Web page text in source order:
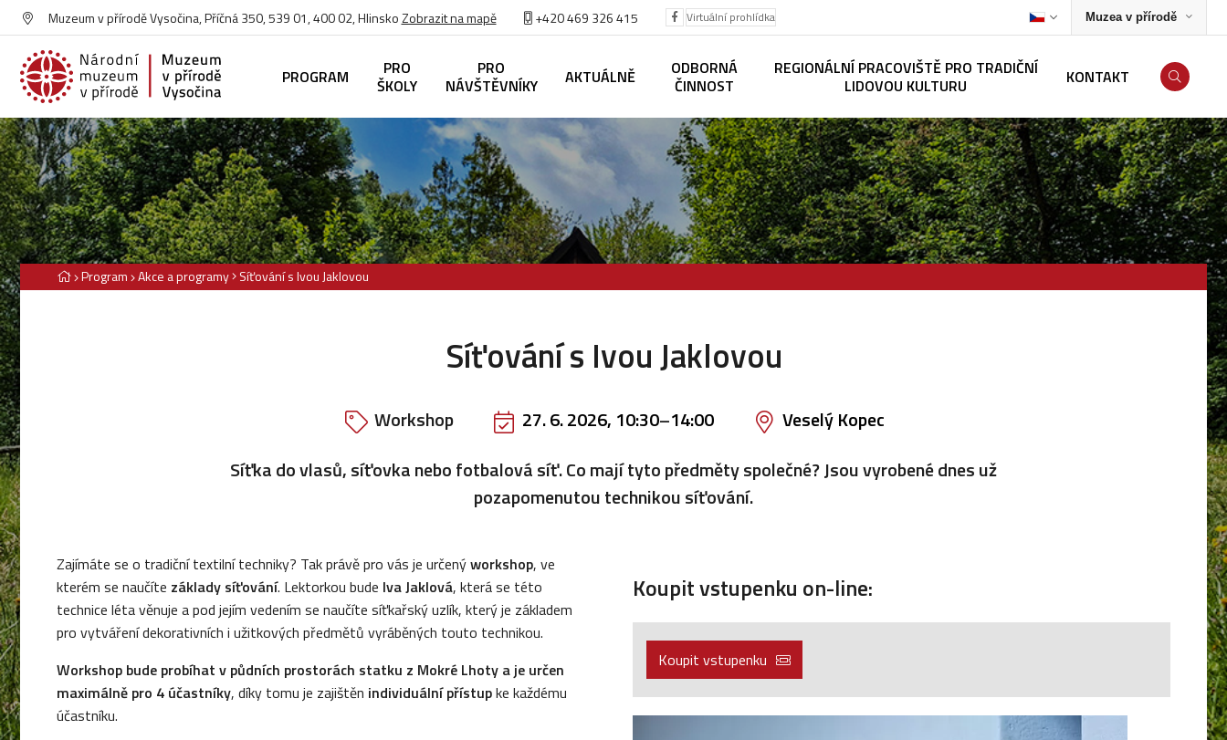
Muzeum v přírodě Vysočina, Příčná 350, 539 01, 400 02, HlinskoZobrazit na mapě +420469 326 415 Virtuální prohlídka Muzea v přírodě
PROGRAM
PRO
ŠKOLY
PRO
NÁVŠTĚVNÍKY
AKTUÁLNĚ
ODBORNÁ
ČINNOST
REGIONÁLNÍ PRACOVIŠTĚ PRO TRADIČNÍ
LIDOVOU KULTURU
KONTAKT
Program Akce a programy Síťování s Ivou Jaklovou
Síťování s Ivou Jaklovou
Workshop 27. 6. 2026, 10:30–14:00
Veselý Kopec
Síťka do vlasů, síťovka nebo fotbalová síť. Co mají tyto předměty společné? Jsou vyrobené dnes už
pozapomenutou technikou síťování.
Zajímáte se o tradiční textilní techniky? Tak právě pro vás je určenýworkshop, ve
kterém se naučíte základy síťování. Lektorkou bude Iva Jaklová, která se této
technice léta věnuje a pod jejím vedením se naučíte síťkařský uzlík, který je základem
pro vytváření dekorativních i užitkových předmětů vyráběných touto technikou.
Workshop bude probíhat v půdních prostorách statku z Mokré Lhoty a je určen
maximálně pro 4 účastníky, díky tomu je zajištěn individuální přístupke každému
účastníku.
Koupit vstupenku on-line:
Koupit vstupenku